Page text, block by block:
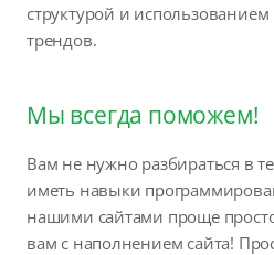
структурой и
трендов.
Мы всегда поможем!
Вам не нужно разбираться в
иметь навыки
нашими сайтами проще
вам с наполнением сайта!